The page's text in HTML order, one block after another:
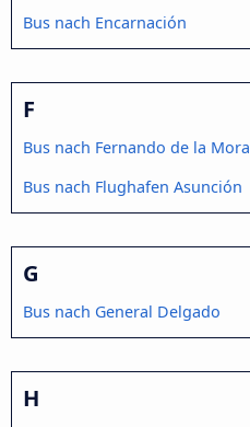
Bus nach Encarnación
F
Bus nach Fernando de la Mora
Bus nach Flughafen Asunción
G
Bus nach General Delgado
H